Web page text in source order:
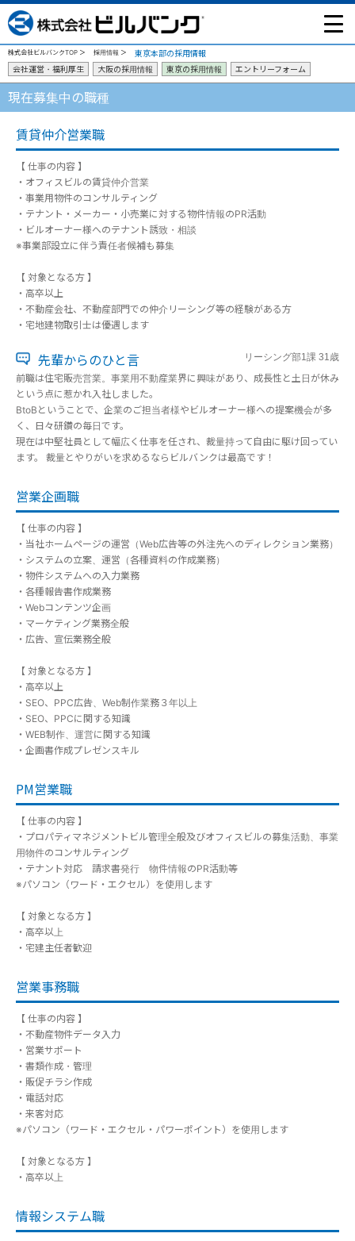
株式会社ビルバンクTOP 採用情報 東京本部の採用情報
会社運営・福利厚生 大阪の採用情報 東京の採用情報 エントリーフォーム
現在募集中の職種
賃貸仲介営業職
【 仕事の内容 】
・オフィスビルの賃貸仲介営業
・事業用物件のコンサルティング
・テナント・メーカー・小売業に対する物件情報のPR活動
・ビルオーナー様へのテナント誘致・相談
※事業部設立に伴う責任者候補も募集
【 対象となる方 】
・高卒以上
・不動産会社、不動産部門での仲介リーシング等の経験がある方
・宅地建物取引士は優遇します
先輩からのひと言 リーシング部1課 31歳
前職は住宅販売営業。事業用不動産業界に興味があり、成長性と土日が休み
という点に惹かれ入社しました。
BtoBということで、企業のご担当者様やビルオーナー様への提案機会が多
く、日々研鑽の毎日です。
現在は中堅社員として幅広く仕事を任され、裁量持って自由に駆け回ってい
ます。 裁量とやりがいを求めるならビルバンクは最高です！
営業企画職
【 仕事の内容 】
・当社ホームページの運営（Web広告等の外注先へのディレクション業務）
・システムの立案、運営（各種資料の作成業務）
・物件システムへの入力業務
・各種報告書作成業務
・Webコンテンツ企画
・マーケティング業務全般
・広告、宣伝業務全般
【 対象となる方 】
・高卒以上
・SEO、PPC広告、Web制作業務３年以上
・SEO、PPCに関する知識
・WEB制作、運営に関する知識
・企画書作成プレゼンスキル
PM営業職
【 仕事の内容 】
・プロパティマネジメントビル管理全般及びオフィスビルの募集活動、事業
用物件のコンサルティング
・テナント対応 請求書発行 物件情報のPR活動等
※パソコン（ワード・エクセル）を使用します
【 対象となる方 】
・高卒以上
・宅建主任者歓迎
営業事務職
【 仕事の内容 】
・不動産物件データ入力
・営業サポート
・書類作成・管理
・販促チラシ作成
・電話対応
・来客対応
※パソコン（ワード・エクセル・パワーポイント）を使用します
【 対象となる方 】
・高卒以上
情報システム職